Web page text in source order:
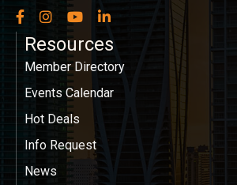
Facebook
InstagramYouTubeLinkedIn
Resources
Member Directory
Events Calendar
Hot Deals
Info Request
News